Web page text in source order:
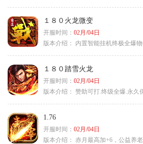
１８０火龙微变
开服时间： 02月/04日
版本介绍：
内置智能挂机终极全爆物价
１８０踏雪火龙
开服时间： 02月/04日
版本介绍： 赞助可打.终级全爆.永久
1.76
开服时间： 02月/04日
版本介绍： 赤月最高加+6，公益养老，玩